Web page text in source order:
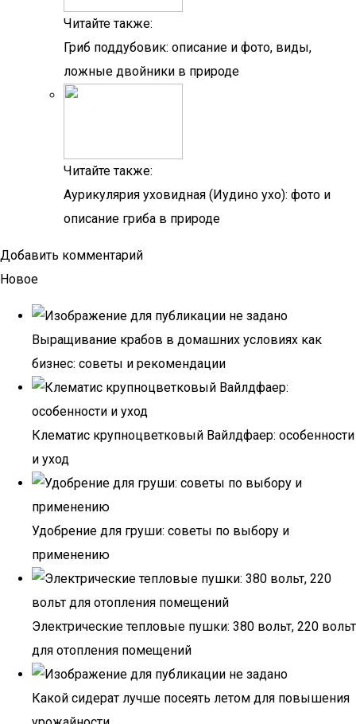
Читайте также:
Гриб поддубовик: описание и фото, виды,
ложные двойники в природе
Читайте также:
Аурикулярия уховидная (Иудино ухо): фото и
описание гриба в природе
Добавить комментарий
Новое
Выращивание крабов в домашних условиях как
бизнес: советы и рекомендации
Клематис крупноцветковый Вайлдфаер: особенности
и уход
Удобрение для груши: советы по выбору и
применению
Электрические тепловые пушки: 380 вольт, 220 вольт
для отопления помещений
Какой сидерат лучше посеять летом для повышения